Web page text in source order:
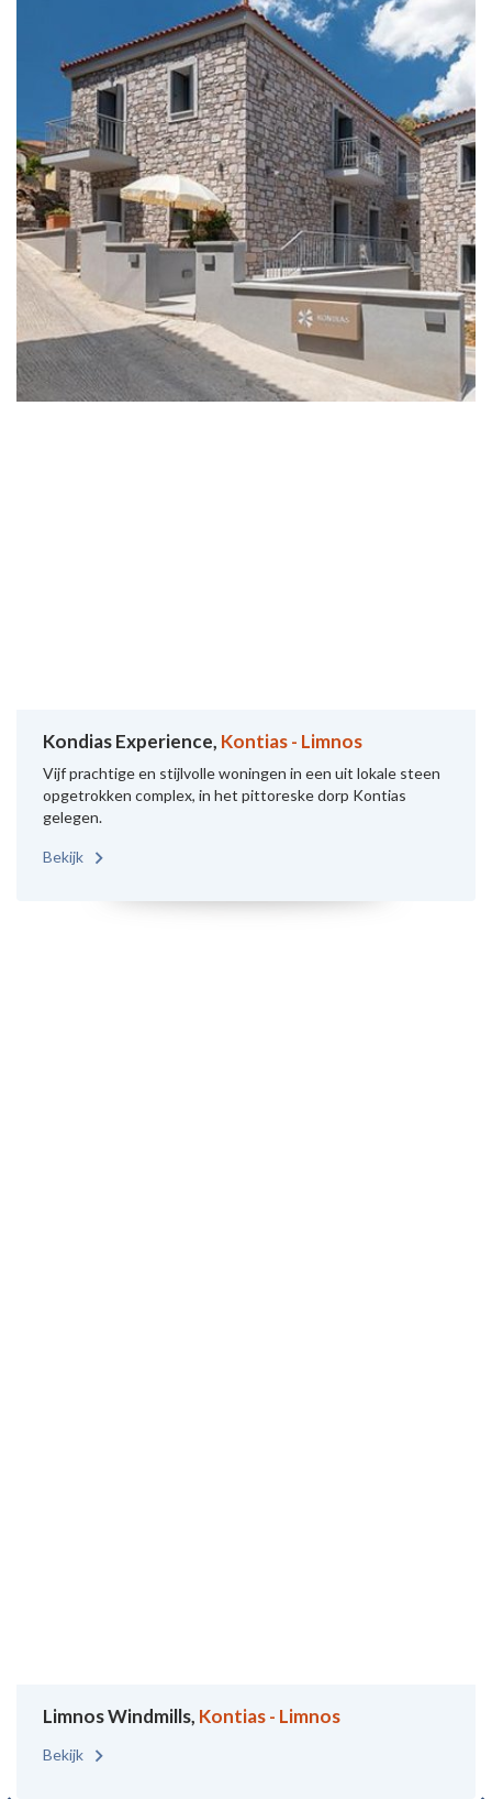
Kondias Experience, Kontias - Limnos
Vijf prachtige en stijlvolle woningen in een uit lokale steen
opgetrokken complex, in het pittoreske dorp Kontias
gelegen.
Bekijk
Limnos Windmills, Kontias - Limnos
Bekijk